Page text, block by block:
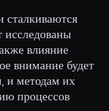
сталкиваются
исследованы
влияние
внимание будет
и методам их
процессов